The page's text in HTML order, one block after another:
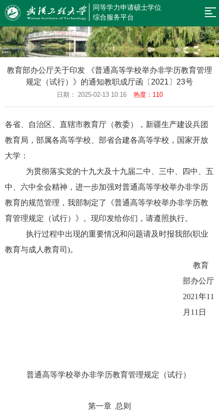
同等学力申请硕士学位
综合服务平台
网
站
新
闻
公
规
章
招
名
结
查
询
等
力
申
在
研
究
回
首
教育部办公厅关于印发 《普通高等学校举办非学历教育管理
规定（试行）》的通知教职成厅函〔2021〕23号
日期： 2025-02-13 10:16 热度：110
各省、自治区、直辖市教育厅（教委），新疆生产建设兵团
教育局，部属各高等学校、部省合建各高等学校，国家开放
大学：
为贯彻落实党的十九大及十九届二中、三中、四中、五
中、六中全会精神，进一步加强对普通高等学校举办非学历
教育的规范管理，我部制定了《普通高等学校举办非学历教
育管理规定（试行）》。现印发给你们，请遵照执行。
执行过程中出现的重要情况和问题请及时报我部(职业
教育与成人教育司)。
教育
部办公厅
2021年11
月11日
普通高等学校举办非学历教育管理规定（试行）
第一章 总则